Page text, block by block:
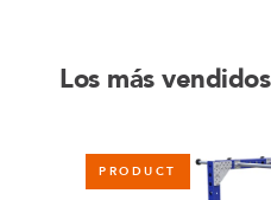
Los más vendidos
PRODUCT